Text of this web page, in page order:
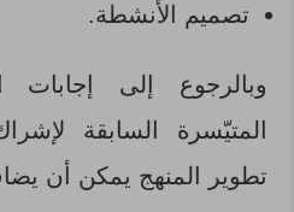
تصميم الأنشطة.
وبالرجوع إلى إجابات
المتيّسرة السابقة
تطوير المنهج يمكن أن